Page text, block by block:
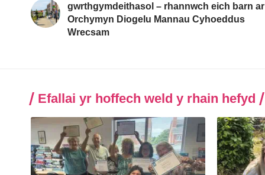
gwrthgymdeithasol – rhannwch eich barn ar
Orchymyn Diogelu Mannau Cyhoeddus
Wrecsam
Efallai yr hoffech weld y rhain hefyd